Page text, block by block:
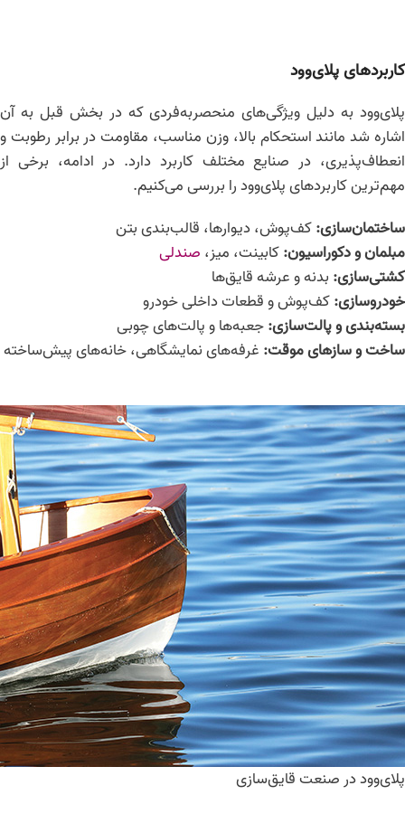
کاربردهای پلای‌وود
پلای‌وود به دلیل ویژگی‌های منحصر‌به‌فردی که در بخش قبل به آن
اشاره شد مانند استحکام بالا، وزن مناسب، مقاومت در برابر رطوبت و
انعطاف‌پذیری، در صنایع مختلف کاربرد دارد. در ادامه، برخی از
مهم‌ترین کاربردهای پلای‌وود را بررسی می‌کنیم.
ساختمان‌سازی:کف‌پوش، دیوارها، قالب‌بندی بتن
مبلمان و دکوراسیون:کابینت، میز، صندلی
کشتی‌سازی: بدنه و عرشه قایق‌ها
خودروسازی:کف‌پوش و قطعات داخلی خودرو
بسته‌بندی و پالت‌سازی:جعبه‌ها و پالت‌های چوبی
ساخت و سازهای موقت: غرفه‌های نمایشگاهی، خانه‌های پیش‌ساخته
پلای‌وود در صنعت قایق‌سازی